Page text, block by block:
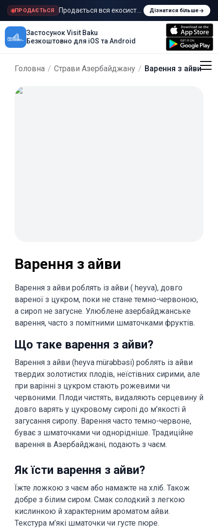
ПРОДАЄТЬСЯ Продається вся екосистема Visit Baku
Дізнатися більше
Застосунок Visit Baku
Безкоштовно для iOS та Android
Головна / Страви Азербайджану / Варення з айви
Варення з айви
Варення з айви роблять із айви ( heyva), довго
вареної з цукром, поки не стане темно-червоною,
а сироп не загусне. Улюблене азербайджанське
варення, часто з помітними шматочками фруктів.
Що таке варення з айви?
Варення з айви (heyva mürəbbəsi) роблять із айви
твердих золотистих плодів, неїстівних сирими, але
при варінні з цукром стають рожевими чи
червоними. Плоди чистять, видаляють серцевину й
довго варять у цукровому сиропі до м’якості й
загусання сиропу. Варення часто темно-червоне,
буває з шматочками чи однорідніше. Традиційне
варення в Азербайджані, подають з чаєм.
Як їсти варення з айви?
Їжте ложкою з чаєм або намажте на хліб. Також
добре з білим сиром. Смак солодкий з легкою
кислинкою й характерним ароматом айви.
Текстура м’які шматочки чи густе пюре.